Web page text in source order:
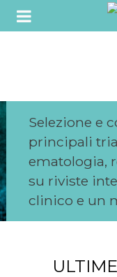
Selezione e
principali
ematologia,
su riviste
clinico e un